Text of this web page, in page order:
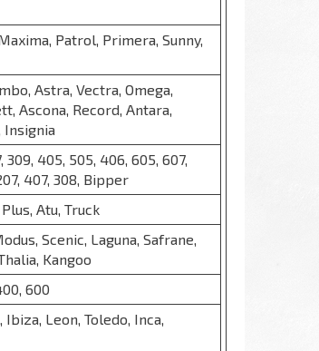
Patrol, Primera, Sunny,
Astra, Vectra, Omega,
Ascona, Record, Antara,
Insignia
309, 405, 505, 406, 605, 607,
407, 308, Bipper
Atu, Truck
Scenic, Laguna, Safrane,
Kangoo
600
Leon, Toledo, Inca,